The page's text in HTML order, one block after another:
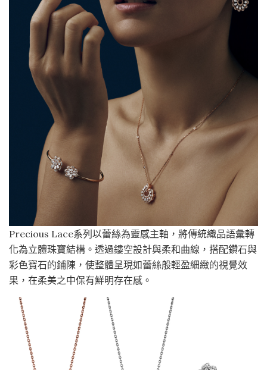
Precious Lace系列以蕾絲為靈感主軸，將傳統織品語彙轉
化為立體珠寶結構。透過鏤空設計與柔和曲線，搭配鑽石與
彩色寶石的鋪陳，使整體呈現如蕾絲般輕盈細緻的視覺效
果，在柔美之中保有鮮明存在感。